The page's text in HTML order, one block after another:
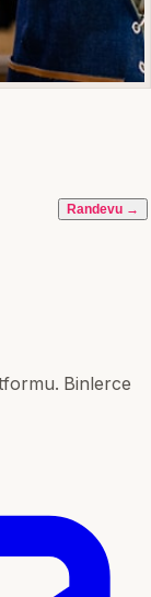
Randevu →
Binlerce